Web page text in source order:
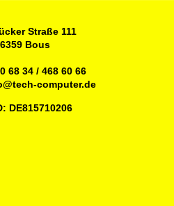
Straße 111
Bous
0 68 34 / 468 60 66
computer.de
DE815710206